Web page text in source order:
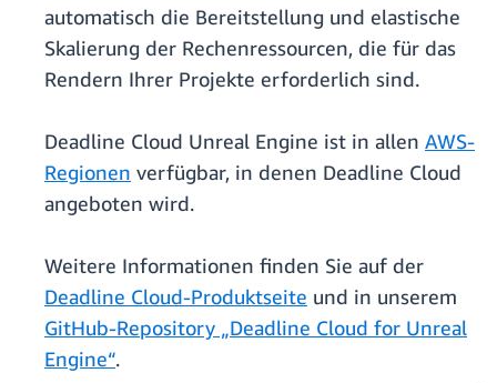
automatisch die Bereitstellung und elastische
Skalierung der Rechenressourcen, die für das
Rendern Ihrer Projekte erforderlich sind.
Deadline Cloud Unreal Engine ist in allen AWS-
Regionen verfügbar, in denen Deadline Cloud
angeboten wird.
Weitere Informationen finden Sie auf der
Deadline Cloud-Produktseite und in unserem
GitHub-Repository „Deadline Cloud for Unreal
Engine“.